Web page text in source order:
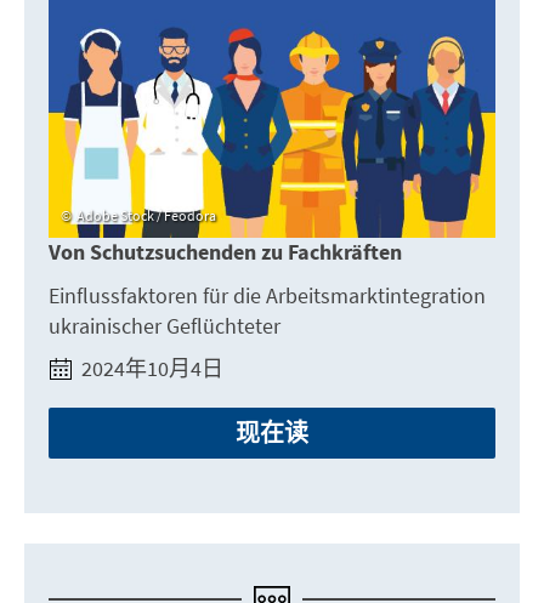
Adobe Stock / Feodora
Von Schutzsuchenden zu Fachkräften
Einflussfaktoren für die Arbeitsmarktintegration
ukrainischer Geflüchteter
2024年10月4日
现在读